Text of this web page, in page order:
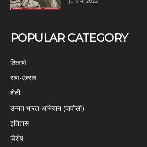
POPULAR CATEGORY
ठिकाणे
सण-उत्सव
शेती
उन्नत भारत अभियान (दापोली)
इतिहास
विशेष